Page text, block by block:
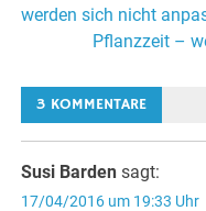
Beitrags-
werden sich nicht
Pflanzzeit –
3 KOMMENTARE
Susi Barden sagt:
17/04/2016 um 19:33 Uhr